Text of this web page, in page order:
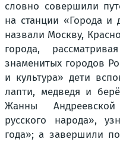
словно совершили
на станции «Города и
назвали Москву,
города,
знаменитых городов
и культура» дети
лапти, медведя и
Жанны
русского народа»,
года»; а завершили